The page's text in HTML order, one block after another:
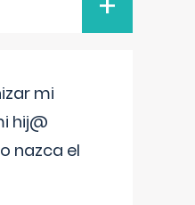
mi
hij@
nazca el